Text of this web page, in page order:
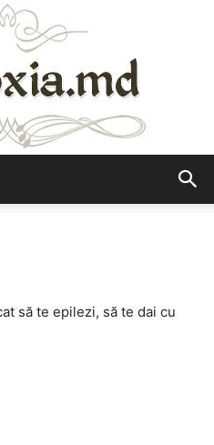
să te epilezi, să te dai cu